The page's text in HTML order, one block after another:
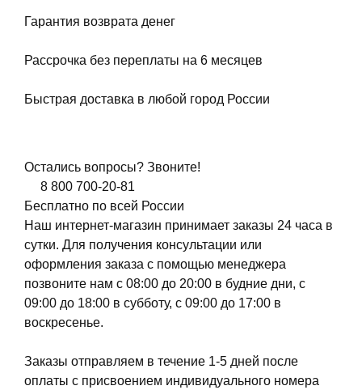
Гарантия возврата денег
Рассрочка без переплаты на 6 месяцев
Быстрая доставка в любой город России
Остались вопросы? Звоните!
8 800 700-20-81
Бесплатно по всей России
Наш интернет-магазин принимает заказы 24 часа в
сутки. Для получения консультации или
оформления заказа с помощью менеджера
позвоните нам с 08:00 до 20:00 в будние дни, с
09:00 до 18:00 в субботу, с 09:00 до 17:00 в
воскресенье.
Заказы отправляем в течение 1-5 дней после
оплаты с присвоением индивидуального номера